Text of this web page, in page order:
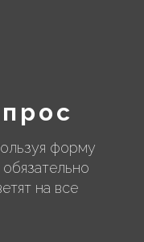
форму
на все